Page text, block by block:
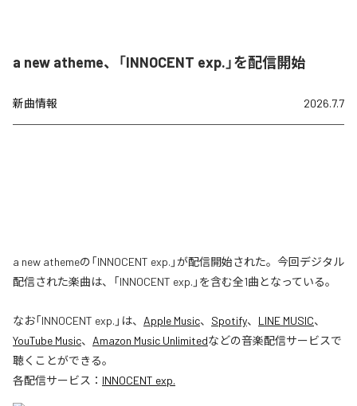
a new atheme、「INNOCENT exp.」を配信開始
新曲情報 2026.7.7
a new athemeの「INNOCENT exp.」が配信開始された。今回デジタル
配信された楽曲は、「INNOCENT exp.」を含む全1曲となっている。
なお「INNOCENT exp. 」は、 Apple Music、 Spotify、 LINE MUSIC、
YouTube Music、 Amazon Music Unlimitedなどの音楽配信サービスで
聴くことができる。
各配信サービス： INNOCENT exp.